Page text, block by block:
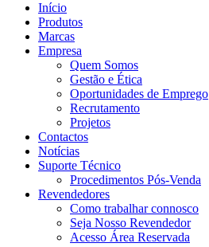
Início
Produtos
Marcas
Empresa
Quem Somos
Gestão e Ética
Oportunidades de Emprego
Recrutamento
Projetos
Contactos
Notícias
Suporte Técnico
Procedimentos Pós-Venda
Revendedores
Como trabalhar connosco
Seja Nosso Revendedor
Acesso Área Reservada